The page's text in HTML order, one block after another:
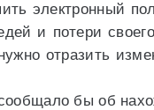
электронный
и потери
отразить
бы об